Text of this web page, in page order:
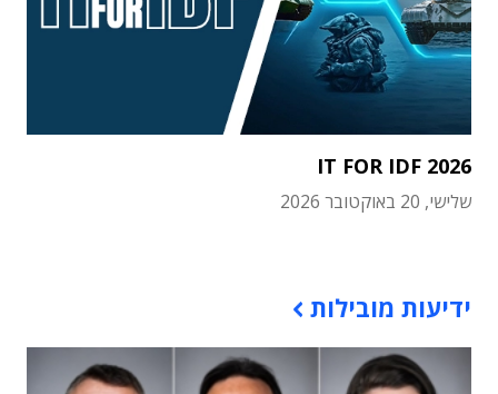
IT FOR IDF 2026
שלישי, 20 באוקטובר 2026
ידיעות מובילות